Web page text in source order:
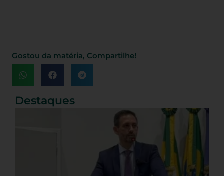
Gostou da matéria, Compartilhe!
Destaques